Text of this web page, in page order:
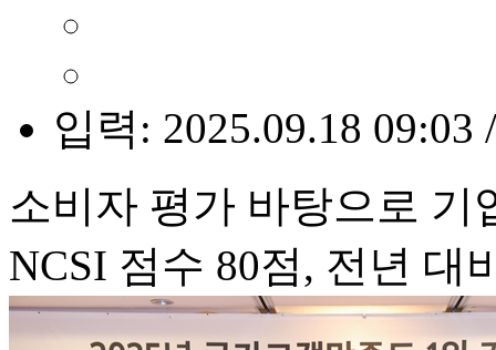
입력: 2025.09.18 09:03
소비자 평가 바탕으로 기
NCSI 점수 80점, 전년 대